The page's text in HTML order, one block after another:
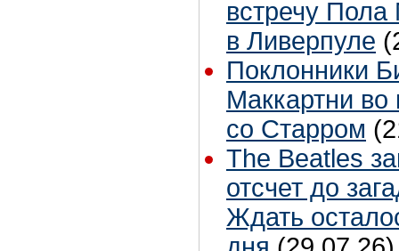
встречу Пола
в Ливерпуле
Поклонники
Маккартни во
со Старром
The Beatles
отсчет до
Ждать